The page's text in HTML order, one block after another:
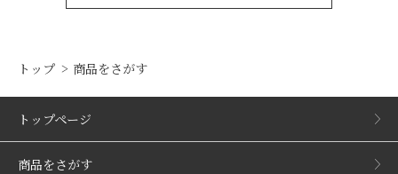
トップ 商品をさがす
トップページ
商品をさがす